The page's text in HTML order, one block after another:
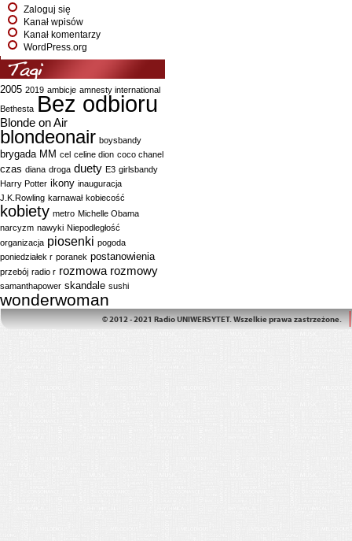
Zaloguj się
Kanał wpisów
Kanał komentarzy
WordPress.org
Tagi
2005 2019 ambicje amnesty international
Bethesta Bez odbioru
Blonde on Air
blondeonair boysbandy
brygada MM cel celine dion coco chanel
czas diana droga duety E3 girlsbandy
Harry Potter ikony inauguracja
J.K.Rowling karnawał kobiecość
kobiety metro Michelle Obama
narcyzm nawyki Niepodległość
organizacja piosenki pogoda
poniedziałek r poranek postanowienia
przebój radio r rozmowa rozmowy
samanthapower skandale sushi
wonderwoman
© 2012 - 2021 Radio UNIWERSYTET. Wszelkie prawa zastrzeżone.